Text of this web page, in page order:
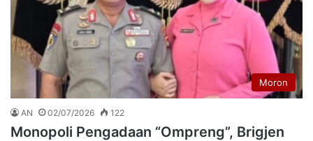
Moron
AN 02/07/2026 122
Monopoli Pengadaan “Ompreng”, Brigjen